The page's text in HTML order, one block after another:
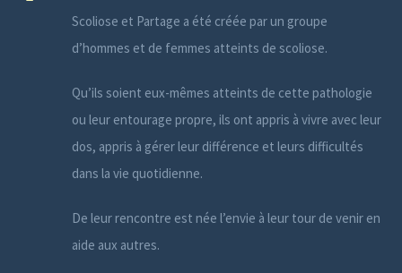
Scoliose et Partage a été créée par un groupe
d’hommes et de femmes atteints de scoliose.
Qu’ils soient eux-mêmes atteints de cette pathologie
ou leur entourage propre, ils ont appris à vivre avec leur
dos, appris à gérer leur différence et leurs difficultés
dans la vie quotidienne.
De leur rencontre est née l’envie à leur tour de venir en
aide aux autres.